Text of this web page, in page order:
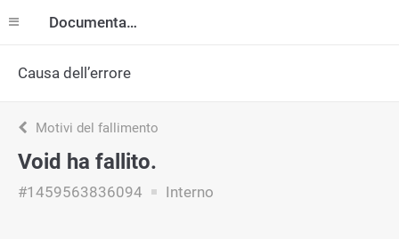
Documentazione
Causa dell’errore
Motivi del fallimento
Void ha fallito.
#1459563836094 Interno